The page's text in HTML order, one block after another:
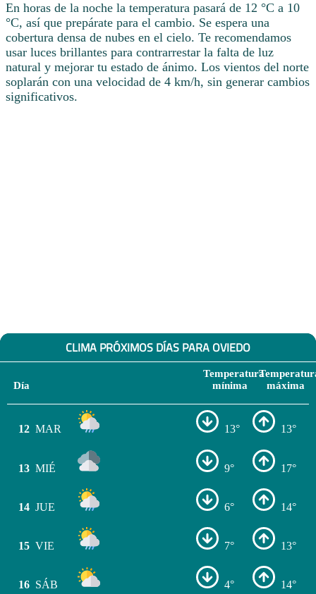
En horas de la noche la temperatura pasará de 12 °C a 10
°C, así que prepárate para el cambio. Se espera una
cobertura densa de nubes en el cielo. Te recomendamos
usar luces brillantes para contrarrestar la falta de luz
natural y mejorar tu estado de ánimo. Los vientos del norte
soplarán con una velocidad de 4 km/h, sin generar cambios
significativos.
CLIMA PRÓXIMOS DÍAS PARA OVIEDO
Día
Temperatura
mínima
máxima
12 MAR 13° 13°
13 MIÉ 9° 17°
14 JUE 6° 14°
15 VIE 7° 13°
16 SÁB 4° 14°